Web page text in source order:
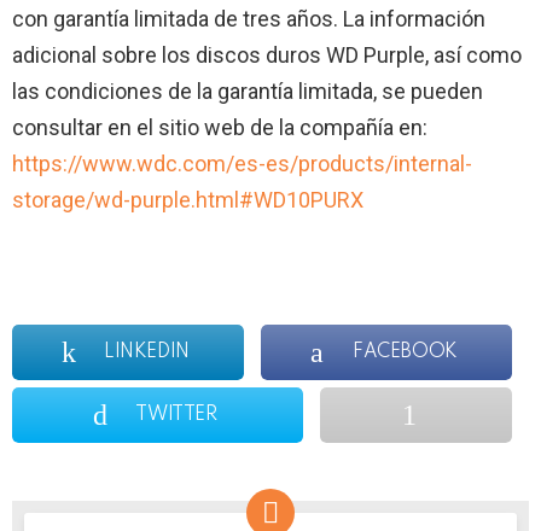
con garantía limitada de tres años. La información
adicional sobre los discos duros WD Purple, así como
las condiciones de la garantía limitada, se pueden
consultar en el sitio web de la compañía en:
https://www.wdc.com/es-es/products/internal-
storage/wd-purple.html#WD10PURX
LINKEDIN FACEBOOK
TWITTER